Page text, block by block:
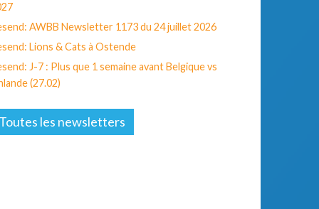
AWBB Newsletter 1173 du 24 juillet 2026
Lions & Cats à Ostende
J-7 : Plus que 1 semaine avant Belgique vs
(27.02)
les newsletters